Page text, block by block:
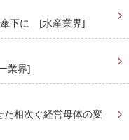
傘下に [水産業界]
業界]
相次ぐ経営母体の変